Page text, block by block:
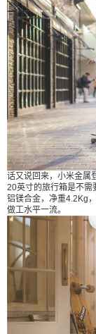
话又说回来，小米金属
20英寸的旅行箱是不需
铝镁合金，净重4.2Kg
做工水平一流。